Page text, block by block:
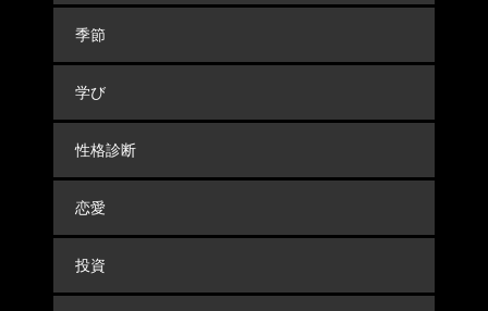
季節
学び
性格診断
恋愛
投資